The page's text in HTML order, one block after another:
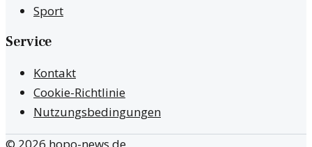
Sport
Service
Kontakt
Cookie-Richtlinie
Nutzungsbedingungen